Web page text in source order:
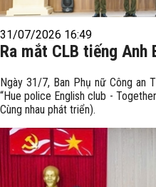
31/07/2026 16:49
Ra mắt CLB tiếng Anh
Ngày 31/7, Ban Phụ nữ Công an
“Hue police English club -
Cùng nhau phát triển).